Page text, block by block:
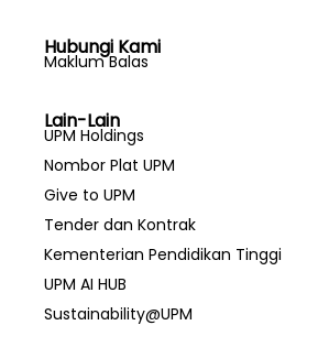
Hubungi Kami
Maklum Balas
Lain-Lain
UPM Holdings
Nombor Plat UPM
Give to UPM
Tender dan Kontrak
Kementerian Pendidikan Tinggi
UPM AI HUB
Sustainability@UPM